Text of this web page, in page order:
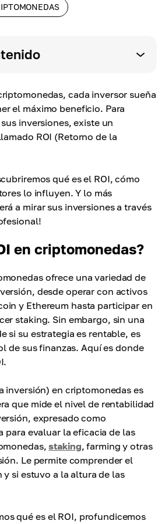
cada inversor sueña
el máximo beneficio. Para
inversiones, existe un
ROI (Retorno de la
qué es el ROI, cómo
lo influyen. Y lo más
a mirar sus inversiones a través
en criptomonedas?
ofrece una variedad de
desde operar con activos
y Ethereum hasta participar en
staking. Sin embargo, sin una
si su estrategia es rentable, es
de sus finanzas. Aquí es donde
inversión) en criptomonedas es
que mide el nivel de rentabilidad
expresado como
para evaluar la eficacia de las
staking, farming y otras
Le permite comprender el
si estuvo a la altura de las
qué es el ROI, profundicemos